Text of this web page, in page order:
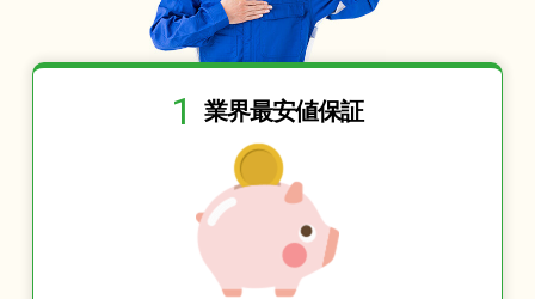
1 業界最安値保証